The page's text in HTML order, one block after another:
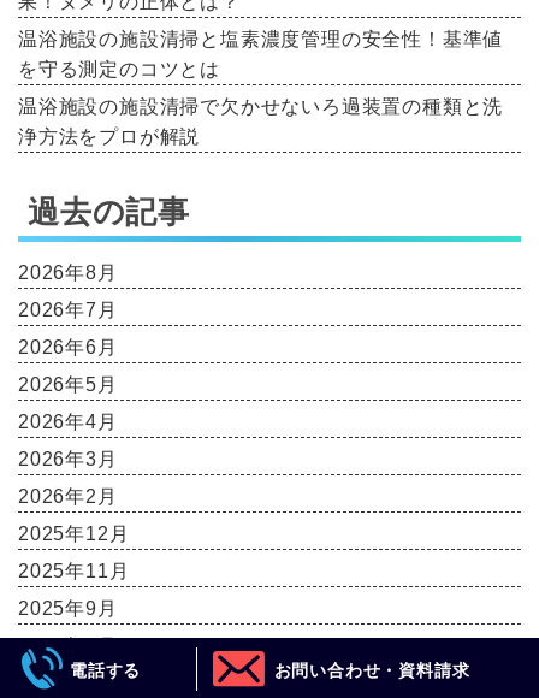
温浴施設の施設清掃と塩素濃度管理の安全性！基準値
を守る測定のコツとは
温浴施設の施設清掃で欠かせないろ過装置の種類と洗
浄方法をプロが解説
過去の記事
2026年8月
2026年7月
2026年6月
2026年5月
2026年4月
2026年3月
2026年2月
2025年12月
2025年11月
2025年9月
2025年7月
2025年6月
電話する お問い合わせ・資料請求